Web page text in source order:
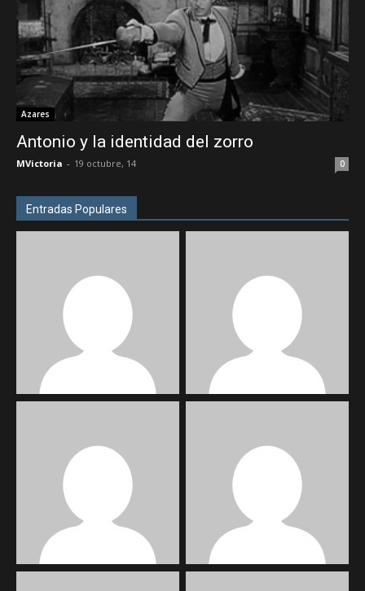
Azares
Antonio y la identidad del zorro
MVictoria - 19 octubre, 14 0
Entradas Populares